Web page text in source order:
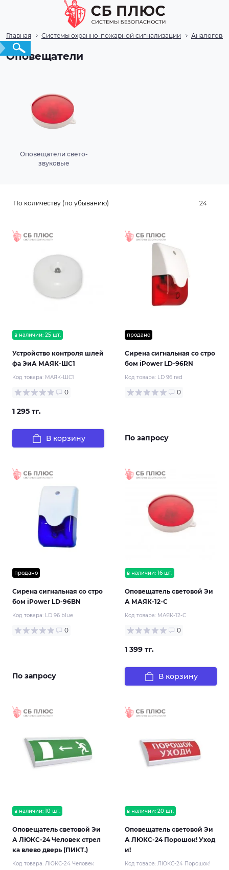
Главная Системы охранно-пожарной сигнализации
Оповещатели
Оповещатели свето-
звуковые
в наличии: 25 шт.
Устройство контроля шлей
фа ЭиА МАЯК-ШС1
Код товара: МАЯК-ШС1
0
1 295 тг.
В корзину
продано
Сирена сигнальная со стро
бом iPower LD-96RN
Код товара: LD 96 red
0
По запросу
продано
Сирена сигнальная со стро
бом iPower LD-96BN
Код товара: LD 96 blue
0
По запросу
в наличии: 16 шт.
Оповещатель световой Эи
А МАЯК-12-С
Код товара: МАЯК-12-С
0
1 399 тг.
В корзину
в наличии: 10 шт.
Оповещатель световой Эи
А ЛЮКС-24 Человек стрел
ка влево дверь (ПИКТ.)
Код товара: ЛЮКС-24 Человек
в наличии: 20 шт.
Оповещатель световой Эи
А ЛЮКС-24 Порошок! Уход
и!
Код товара: ЛЮКС-24 Порошок!